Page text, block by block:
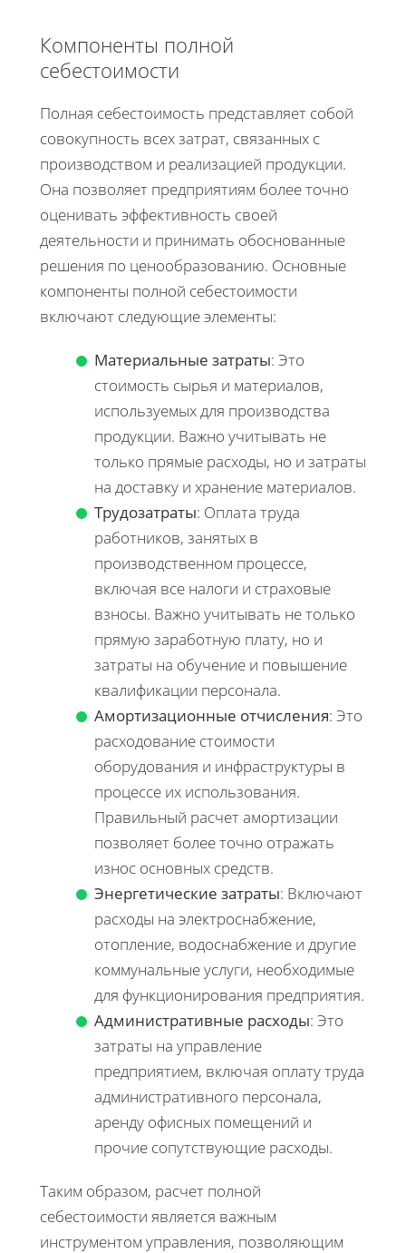
Компоненты полной
себестоимости
Полная себестоимость представляет собой
совокупность всех затрат, связанных с
производством и реализацией продукции.
Она позволяет предприятиям более точно
оценивать эффективность своей
деятельности и принимать обоснованные
решения по ценообразованию. Основные
компоненты полной себестоимости
включают следующие элементы:
Материальные затраты: Это
стоимость сырья и материалов,
используемых для производства
продукции. Важно учитывать не
только прямые расходы, но и затраты
на доставку и хранение материалов.
Трудозатраты: Оплата труда
работников, занятых в
производственном процессе,
включая все налоги и страховые
взносы. Важно учитывать не только
прямую заработную плату, но и
затраты на обучение и повышение
квалификации персонала.
Амортизационные отчисления: Это
расходование стоимости
оборудования и инфраструктуры в
процессе их использования.
Правильный расчет амортизации
позволяет более точно отражать
износ основных средств.
Энергетические затраты: Включают
расходы на электроснабжение,
отопление, водоснабжение и другие
коммунальные услуги, необходимые
для функционирования предприятия.
Административные расходы: Это
затраты на управление
предприятием, включая оплату труда
административного персонала,
аренду офисных помещений и
прочие сопутствующие расходы.
Таким образом, расчет полной
себестоимости является важным
инструментом управления, позволяющим